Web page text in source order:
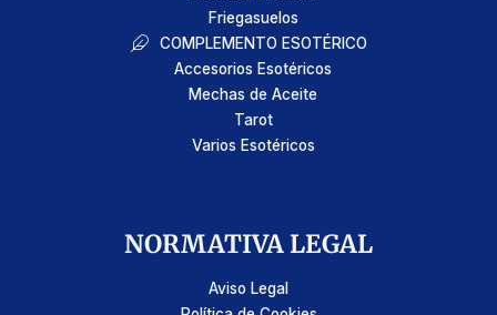
Friegasuelos
COMPLEMENTO ESOTÉRICO
Accesorios Esotéricos
Mechas de Aceite
Tarot
Varios Esotéricos
NORMATIVA LEGAL
Aviso Legal